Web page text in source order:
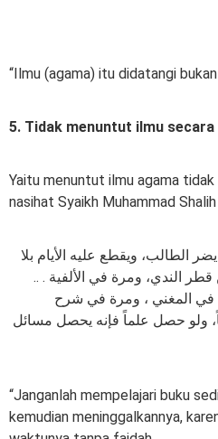
“Ilmu (agama) itu didatangi
5. Tidak menuntut ilmu
Yaitu menuntut ilmu agama
nasihat Syaikh Muhammad
ﺍﻟﻄﺎﻟﺐ، ﻭﻳﻘﻄﻊ ﻋﻠﻴﻪ ﺍﻷﻳﺎﻡ ﺑﻼ
ﺍﻟﻨﺪﻱ، ﻭﻣﺮﺓ ﻓﻲ ﺍﻷﻟﻔﻴﺔ . ..
ﻓﻲ ﺍﻟﻤﻐﻨﻲ ، ﻭﻣﺮﺓ ﻓﻲ ﺷﺮﺡ
ﻭﻟﻮ ﺣﺼﻞ ﻋﻠﻤﺎً ﻓﺈﻧﻪ ﻳﺤﺼﻞ ﻣﺴﺎﺋﻞ
“Janganlah mempelajari buku
kemudian meninggalkannya,